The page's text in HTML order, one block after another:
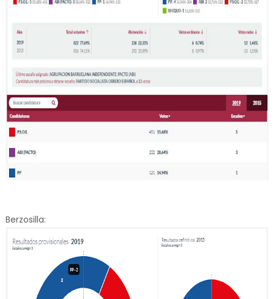
Berzosilla: